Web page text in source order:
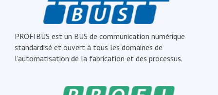
PROFIBUS est un BUS de communication numérique
standardisé et ouvert à tous les domaines de
l’automatisation de la fabrication et des processus.